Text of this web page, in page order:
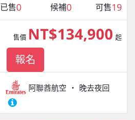
已售0 候補0 可售19
阿聯酋航空 晚去夜回
售價 NT$134,900 起
報名